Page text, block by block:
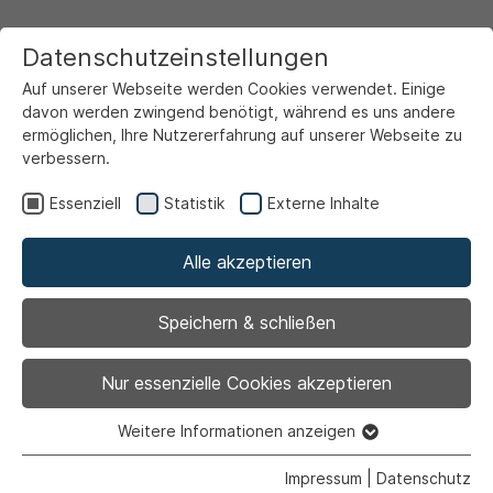
Ortsrecht
Allgemeine Verwaltung
Zuständigkeitsordnung
Zuständigkeitsordnung der Stadt Ahlen in der
Fassung der 9. Änderung vom 14.07.2026
Datenschutzeinstellungen
Auf unserer Webseite werden Cookies verwendet. Einige
davon werden zwingend benötigt, während es uns andere
ermöglichen, Ihre Nutzererfahrung auf unserer Webseite zu
verbessern.
Essenziell Statistik Externe Inhalte
Alle akzeptieren
Speichern & schließen
Nur essenzielle Cookies akzeptieren
Essenzielle Cookies werden für grundlegende Funktionen
Weitere Informationen anzeigen
Impressum Datenschutz